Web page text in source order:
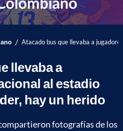
/ Atacado bus que llevaba a
llevaba a
al estadio
hay un herido
fotografías de los